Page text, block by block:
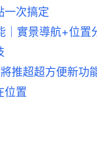
一次搞定
｜實景導航+位置
推超超方便新功
位置